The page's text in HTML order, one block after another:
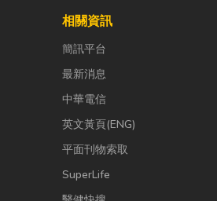
相關資訊
簡訊平台
最新消息
中華電信
英文黃頁(ENG)
平面刊物索取
SuperLife